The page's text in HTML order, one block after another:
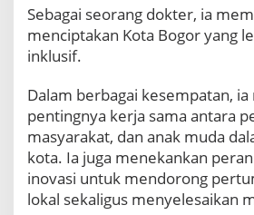
Sebagai seorang dokter, ia
menciptakan Kota Bogor yang
inklusif.
Dalam berbagai kesempatan,
pentingnya kerja sama antara
masyarakat, dan anak muda
kota. Ia juga menekankan
inovasi untuk mendorong
lokal sekaligus menyelesaikan